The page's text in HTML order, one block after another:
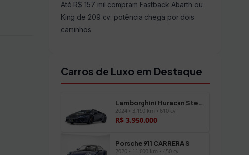
Até R$ 157 mil compram Fastback Abarth ou
King de 209 cv: potência chega por dois
caminhos
Carros de Luxo em Destaque
Lamborghini Huracan Sterrato
2024 • 3.190 km • 610 cv
R$ 3.950.000
Porsche 911 CARRERA S
2020 • 11.000 km • 450 cv